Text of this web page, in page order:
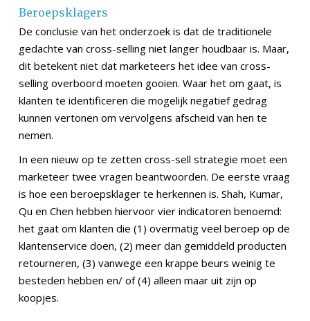
Beroepsklagers
De conclusie van het onderzoek is dat de traditionele
gedachte van cross-selling niet langer houdbaar is. Maar,
dit betekent niet dat marketeers het idee van cross-
selling overboord moeten gooien. Waar het om gaat, is
klanten te identificeren die mogelijk negatief gedrag
kunnen vertonen om vervolgens afscheid van hen te
nemen.
In een nieuw op te zetten cross-sell strategie moet een
marketeer twee vragen beantwoorden. De eerste vraag
is hoe een beroepsklager te herkennen is. Shah, Kumar,
Qu en Chen hebben hiervoor vier indicatoren benoemd:
het gaat om klanten die (1) overmatig veel beroep op de
klantenservice doen, (2) meer dan gemiddeld producten
retourneren, (3) vanwege een krappe beurs weinig te
besteden hebben en/ of (4) alleen maar uit zijn op
koopjes.